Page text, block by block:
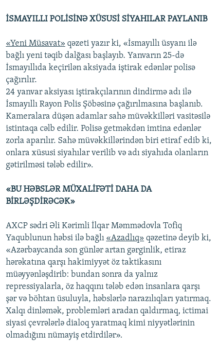
İSMAYILLI POLİSİNƏ XÜSUSİ SİYAHILAR PAYLANIB
«Yeni Müsavat» qəzeti yazır ki, «İsmayıllı üsyanı ilə
bağlı yeni təqib dalğası başlayıb. Yanvarın 25-də
İsmayıllıda keçirilən aksiyada iştirak edənlər polisə
çağırılır.
24 yanvar aksiyası iştirakçılarının dindirmə adı ilə
İsmayıllı Rayon Polis Şöbəsinə çağırılmasına başlanıb.
Kameralara düşən adamlar sahə müvəkkilləri vasitəsilə
istintaqa cəlb edilir. Polisə getməkdən imtina edənlər
zorla aparılır. Sahə müvəkkillərindən biri etiraf edib ki,
onlara xüsusi siyahılar verilib və adı siyahıda olanların
gətirilməsi tələb edilir».
«BU HƏBSLƏR MÜXALİFƏTİ DAHA DA
BİRLƏŞDİRƏCƏK»
AXCP sədri Əli Kərimli İlqar Məmmədovla Tofiq
Yaqublunun həbsi ilə bağlı «Azadlıq» qəzetinə deyib ki,
«Azərbaycanda son günlər artan gərginlik, etiraz
hərəkatına qarşı hakimiyyət öz taktikasını
müəyyənləşdirib: bundan sonra da yalnız
repressiyalarla, öz haqqını tələb edən insanlara qarşı
şər və böhtan üsuluyla, həbslərlə narazılıqları yatırmaq.
Xalqı dinləmək, problemləri aradan qaldırmaq, ictimai
siyasi çevrələrlə dialoq yaratmaq kimi niyyətlərinin
olmadığını nümayiş etdirdilər».